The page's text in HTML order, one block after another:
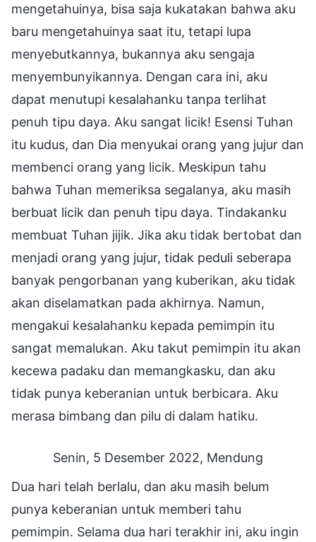
mengetahuinya, bisa saja kukatakan bahwa aku
baru mengetahuinya saat itu, tetapi lupa
menyebutkannya, bukannya aku sengaja
menyembunyikannya. Dengan cara ini, aku
dapat menutupi kesalahanku tanpa terlihat
penuh tipu daya. Aku sangat licik! Esensi Tuhan
itu kudus, dan Dia menyukai orang yang jujur dan
membenci orang yang licik. Meskipun tahu
bahwa Tuhan memeriksa segalanya, aku masih
berbuat licik dan penuh tipu daya. Tindakanku
membuat Tuhan jijik. Jika aku tidak bertobat dan
menjadi orang yang jujur, tidak peduli seberapa
banyak pengorbanan yang kuberikan, aku tidak
akan diselamatkan pada akhirnya. Namun,
mengakui kesalahanku kepada pemimpin itu
sangat memalukan. Aku takut pemimpin itu akan
kecewa padaku dan memangkasku, dan aku
tidak punya keberanian untuk berbicara. Aku
merasa bimbang dan pilu di dalam hatiku.
Senin, 5 Desember 2022, Mendung
Dua hari telah berlalu, dan aku masih belum
punya keberanian untuk memberi tahu
pemimpin. Selama dua hari terakhir ini, aku ingin